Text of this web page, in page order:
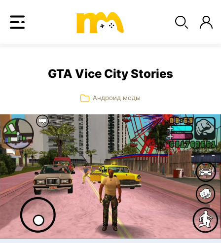
GTA Vice City Stories
Андроид моды